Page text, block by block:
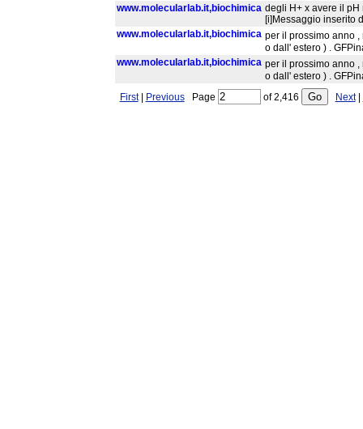
www.molecularlab.it,biochimica degli H+ x avere il
[i]Messaggio inserito
www.molecularlab.it,biochimica per il prossimo anno
o dall' estero ) .
www.molecularlab.it,biochimica per il prossimo anno
o dall' estero ) .
First| Previous Page of2,416 Next|